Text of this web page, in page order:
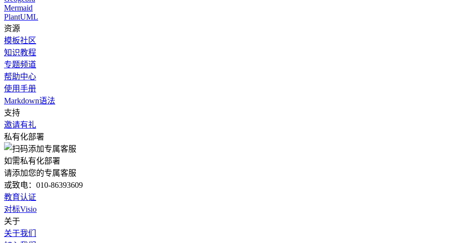
Mermaid
PlantUML
资源
模板社区
知识教程
专题频道
帮助中心
使用手册
Markdown语法
支持
邀请有礼
私有化部署
如需私有化部署
请添加您的专属客服
或致电：010-86393609
教育认证
对标Visio
关于
关于我们